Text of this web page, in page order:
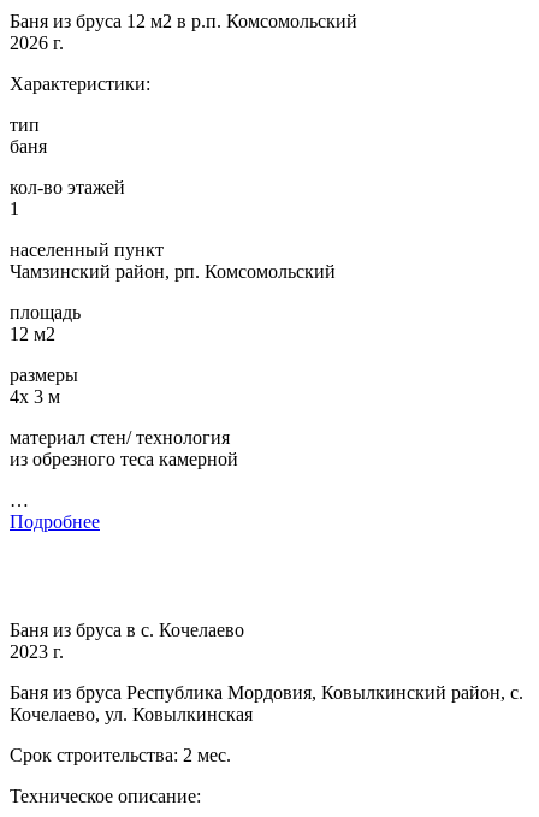
Баня из бруса 12 м2 в р.п. Комсомольский
2026 г.
Характеристики:
тип
баня
кол-во этажей
1
населенный пункт
Чамзинский район, рп. Комсомольский
площадь
12 м2
размеры
4х 3 м
материал стен/ технология
из обрезного теса камерной
…
Подробнее
Баня из бруса в с. Кочелаево
2023 г.
Баня из бруса Республика Мордовия, Ковылкинский район, с.
Кочелаево, ул. Ковылкинская
Срок строительства: 2 мес.
Техническое описание: